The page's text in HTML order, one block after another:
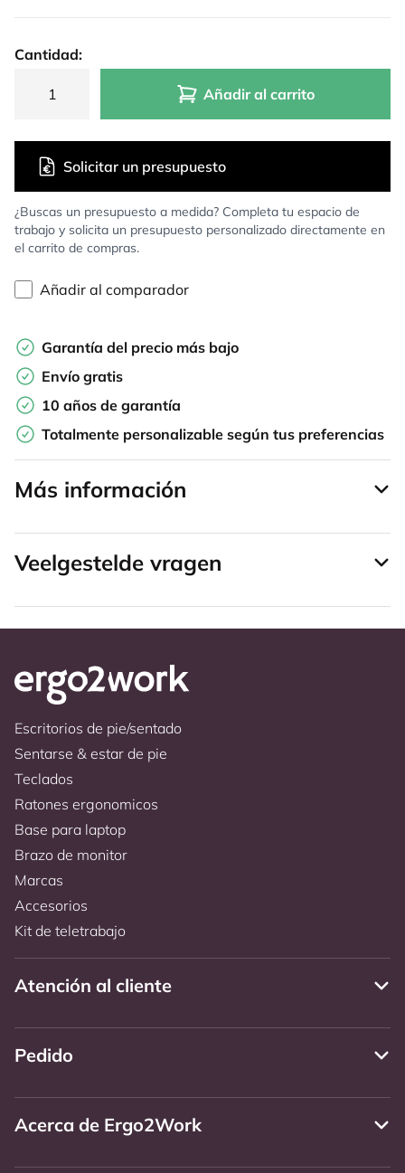
Cantidad:
Añadir al carrito
¿Buscas un presupuesto a medida? Completa tu espacio de
trabajo y solicita un presupuesto personalizado directamente en
el carrito de compras.
Solicitar un presupuesto
Añadir al comparador
Garantía del precio más bajo
Envío gratis
10 años de garantía
Totalmente personalizable según tus preferencias
Más información
Veelgestelde vragen
Escritorios de pie/sentado
Sentarse & estar de pie
Teclados
Ratones ergonomicos
Base para laptop
Brazo de monitor
Marcas
Accesorios
Kit de teletrabajo
Atención al cliente
Pedido
Acerca de Ergo2Work